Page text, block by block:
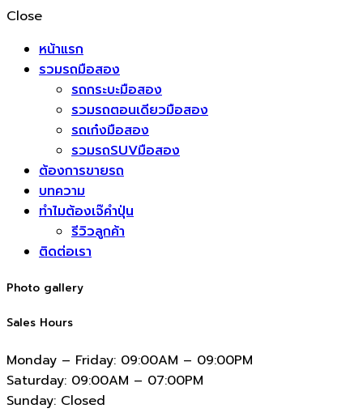
Close
หน้าแรก
รวมรถมือสอง
รถกระบะมือสอง
รวมรถตอนเดียวมือสอง
รถเก๋งมือสอง
รวมรถSUVมือสอง
ต้องการขายรถ
บทความ
ทำไมต้องเจ๊คำปุ่น
รีวิวลูกค้า
ติดต่อเรา
Photo gallery
Sales Hours
Monday – Friday: 09:00AM – 09:00PM
Saturday: 09:00AM – 07:00PM
Sunday: Closed